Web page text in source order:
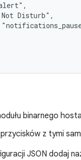
Disturb",
binarnego
z tymi
JSON dodaj